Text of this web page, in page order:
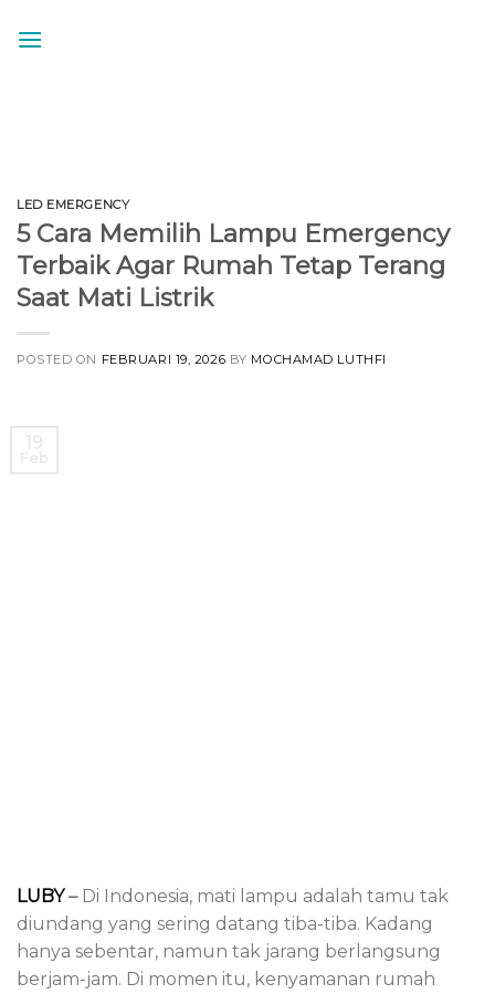
LED EMERGENCY
5 Cara Memilih Lampu Emergency
Terbaik Agar Rumah Tetap Terang
Saat Mati Listrik
POSTED ON FEBRUARI 19, 2026 BY MOCHAMAD LUTHFI
LUBY–Di Indonesia, mati lampu adalah tamu tak
diundang yang sering datang tiba-tiba. Kadang
hanya sebentar, namun tak jarang berlangsung
berjam-jam. Di momen itu, kenyamanan rumah